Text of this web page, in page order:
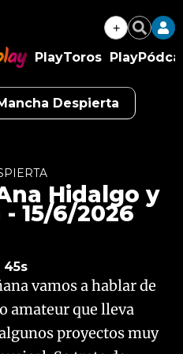
+ Buscar
PlayToros
Despierta
mal.
Hidalgo y
15/6/2026
45s
vamos a hablar de
amateur que lleva
proyectos muy